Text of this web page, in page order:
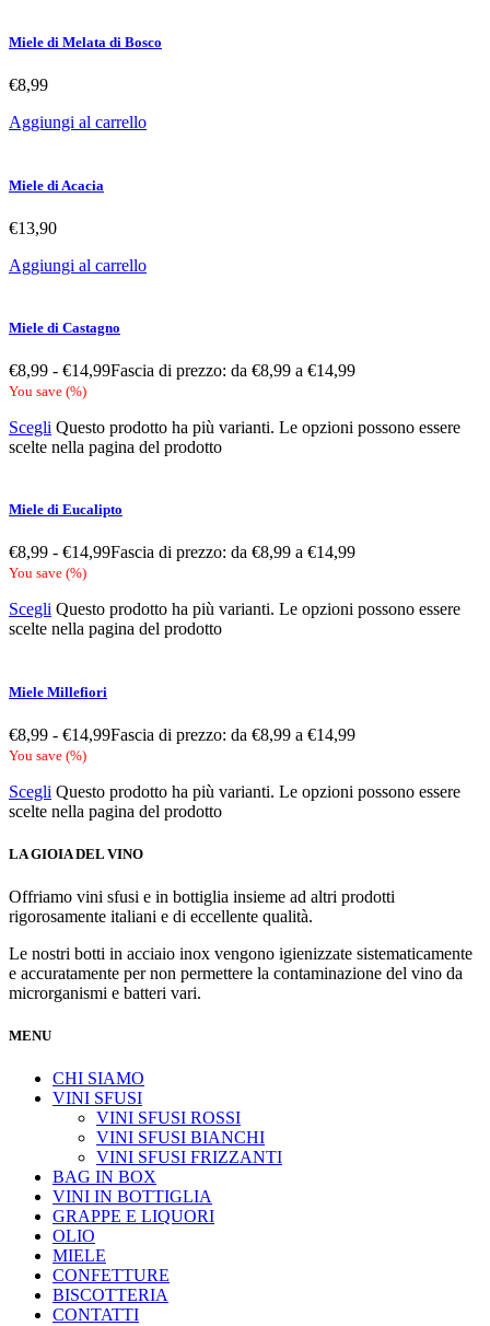
Miele di Melata di Bosco
€8,99
Aggiungi al carrello
Miele di Acacia
€13,90
Aggiungi al carrello
Miele di Castagno
€8,99 - €14,99Fascia di prezzo: da €8,99 a €14,99
You save (%)
Scegli Questo prodotto ha più varianti. Le opzioni possono essere
scelte nella pagina del prodotto
Miele di Eucalipto
€8,99 - €14,99Fascia di prezzo: da €8,99 a €14,99
You save (%)
Scegli Questo prodotto ha più varianti. Le opzioni possono essere
scelte nella pagina del prodotto
Miele Millefiori
€8,99 - €14,99Fascia di prezzo: da €8,99 a €14,99
You save (%)
Scegli Questo prodotto ha più varianti. Le opzioni possono essere
scelte nella pagina del prodotto
LA GIOIA DEL VINO
Offriamo vini sfusi e in bottiglia insieme ad altri prodotti
rigorosamente italiani e di eccellente qualità.
Le nostri botti in acciaio inox vengono igienizzate sistematicamente
e accuratamente per non permettere la contaminazione del vino da
microrganismi e batteri vari.
MENU
CHI SIAMO
VINI SFUSI
VINI SFUSI ROSSI
VINI SFUSI BIANCHI
VINI SFUSI FRIZZANTI
BAG IN BOX
VINI IN BOTTIGLIA
GRAPPE E LIQUORI
OLIO
MIELE
CONFETTURE
BISCOTTERIA
CONTATTI